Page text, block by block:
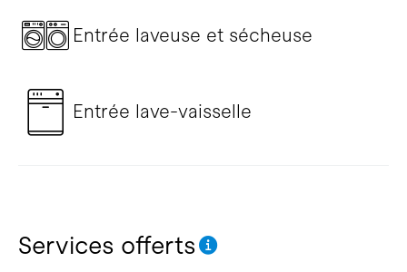
Entrée laveuse et sécheuse
Entrée lave-vaisselle
Services offerts